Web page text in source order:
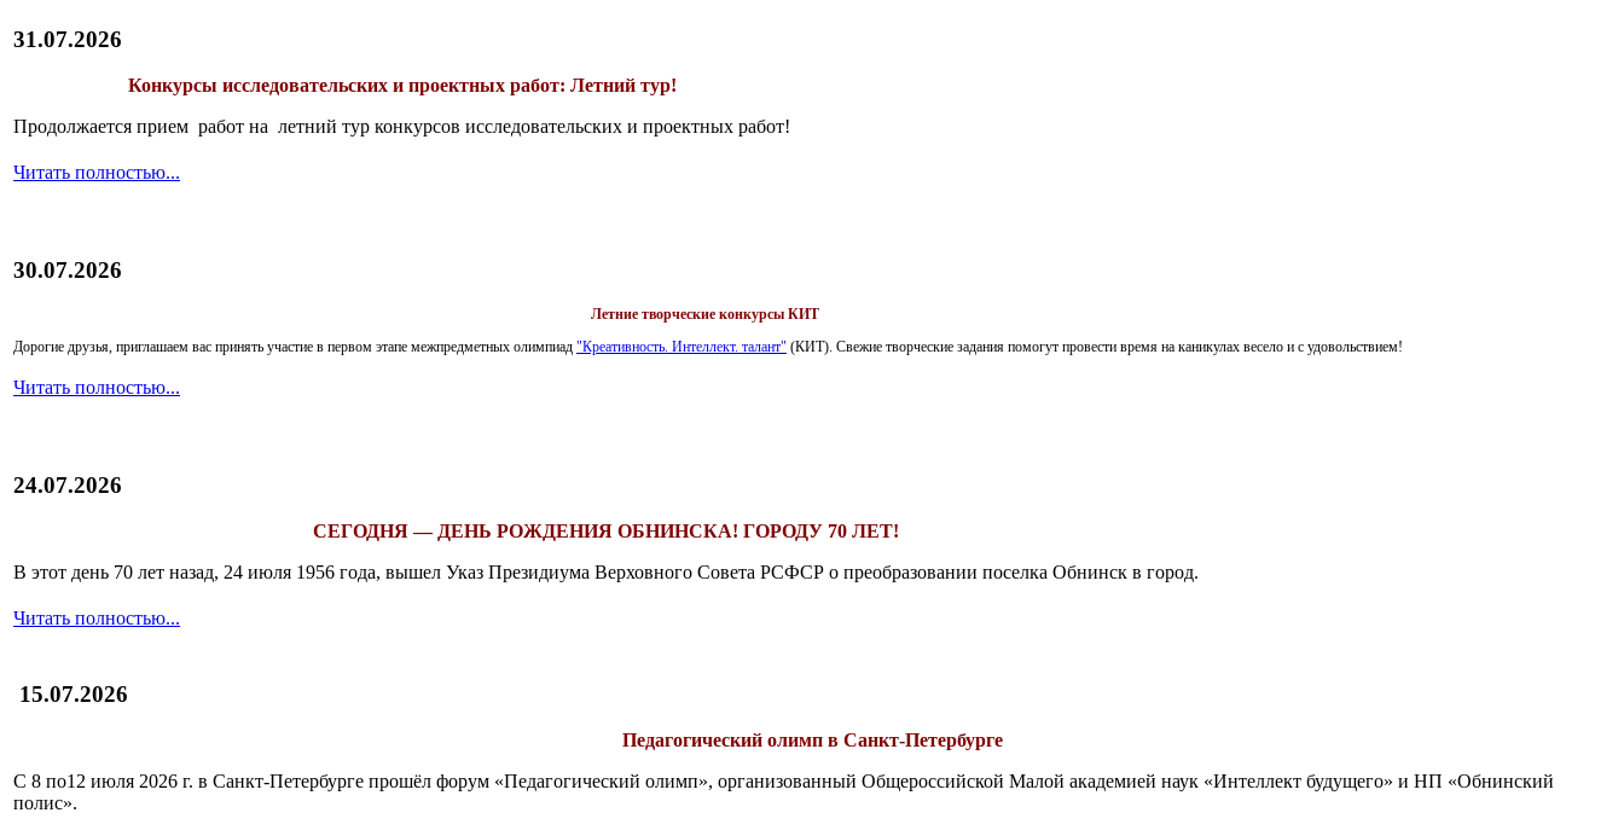
31.07.2026
Конкурсы исследовательских и проектных работ: Летний тур!
Продолжается прием работ на летний тур конкурсов исследовательских и проектных работ!
Читать полностью...
30.07.2026
Летние творческие конкурсы КИТ
Дорогие друзья, приглашаем вас принять участие в первом этапе межпредметных олимпиад "Креативность. Интеллект. талант" (КИТ). Свежие творческие задания помогут провести время на каникулах весело и с удовольствием!
Читать полностью...
24.07.2026
СЕГОДНЯ — ДЕНЬ РОЖДЕНИЯ ОБНИНСКА! ГОРОДУ 70 ЛЕТ!
В этот день 70 лет назад, 24 июля 1956 года, вышел Указ Президиума Верховного Совета РСФСР о преобразовании поселка Обнинск в город.
Читать полностью...
15.07.2026
Педагогический олимп в Санкт-Петербурге
С 8 по12 июля 2026 г. в Санкт-Петербурге прошёл форум «Педагогический олимп», организованный Общероссийской Малой академией наук «Интеллект будущего» и НП «Обнинский
полис».